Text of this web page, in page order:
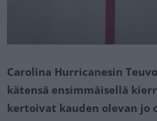
Carolina Hurricanesin
kätensä ensimmäisellä
kertoivat kauden olevan jo